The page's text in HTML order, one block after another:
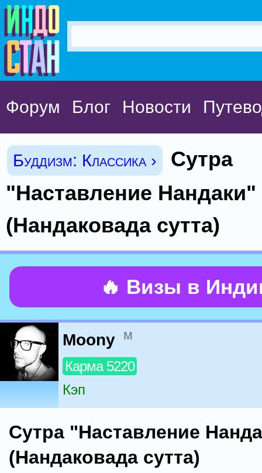
Форум Блог Новости
Буддизм: Классика ›
Сутра
"Наставление Нандаки"
(Нандаковада сутта)
🔥 Визы в
Moony м
Карма 5220
Кэп
Сутра "Наставление
(Нандаковада сутта)